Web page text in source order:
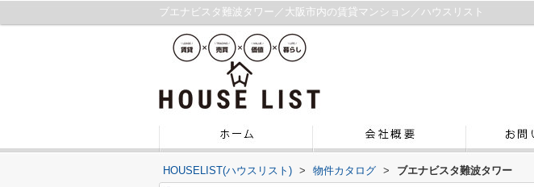
ブエナビスタ難波タワー／大阪市内の賃貸マンション／ハウスリスト
HOUSELIST(ハウスリスト) > 物件カタログ > ブエナビスタ難波タワー